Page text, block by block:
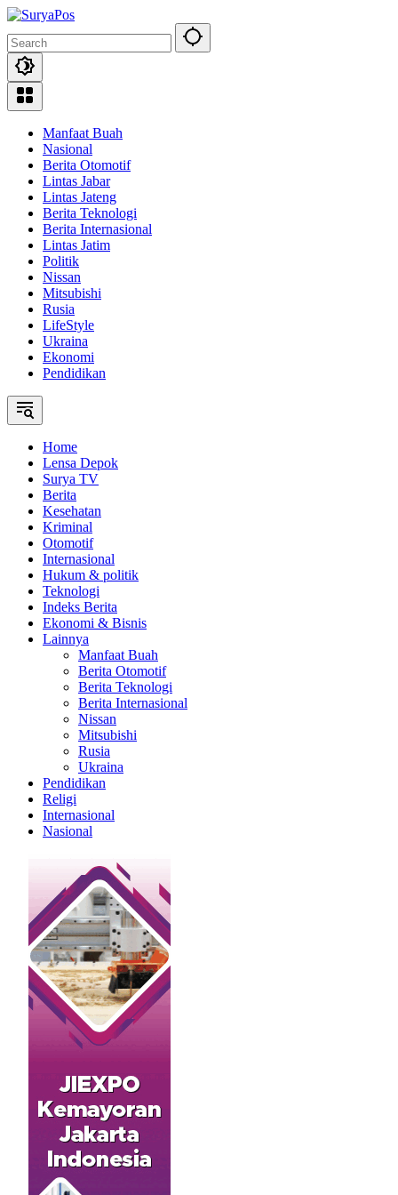
Skip
content
Manfaat Buah
Nasional
Berita Otomotif
Lintas Jabar
Lintas Jateng
Berita Teknologi
Berita Internasional
Lintas Jatim
Politik
Nissan
Mitsubishi
Rusia
LifeStyle
Ukraina
Ekonomi
Pendidikan
Home
Lensa Depok
Surya TV
Berita
Kesehatan
Kriminal
Otomotif
Internasional
Hukum & politik
Teknologi
Indeks Berita
Ekonomi & Bisnis
Lainnya
Manfaat Buah
Berita Otomotif
Berita Teknologi
Berita Internasional
Nissan
Mitsubishi
Rusia
Ukraina
Pendidikan
Religi
Internasional
Nasional